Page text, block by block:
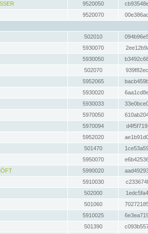
9520050
9520070
502010
5930070
5930050
502070
5952065
5930020
5930033
5970050
5970094
5952020
501470
5950070
5990020
5910030
502000
501060
5910025
501390